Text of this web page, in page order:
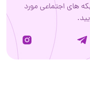
های اجتماعی مورد